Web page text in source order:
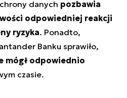
danych pozbawia
odpowiedniej reakcji
ryzyka. Ponadto,
Banku sprawiło,
mógł odpowiednio
czasie.